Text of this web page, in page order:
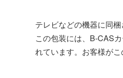
テレビなどの機器に同
この包装には、B-CAS
れています。お客様が